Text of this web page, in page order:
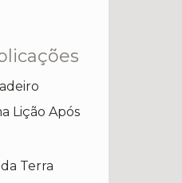
Lição Após
Terra